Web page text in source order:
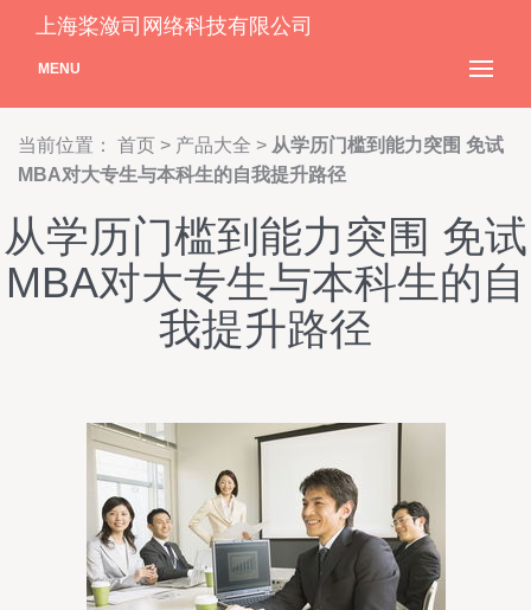
上海桨潋司网络科技有限公司
MENU
当前位置： 首页 > 产品大全 > 从学历门槛到能力突围 免试
MBA对大专生与本科生的自我提升路径
从学历门槛到能力突围 免试
MBA对大专生与本科生的自
我提升路径